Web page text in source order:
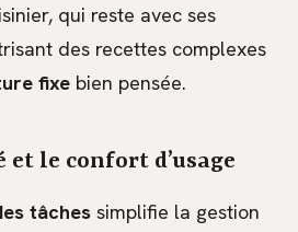
qui reste avec ses
des recettes complexes
fixe bien pensée.
le confort d’usage
tâches simplifie la gestion